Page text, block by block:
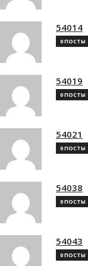
54014
0 ПОСТЫ
54019
0 ПОСТЫ
54021
0 ПОСТЫ
54038
0 ПОСТЫ
54043
0 ПОСТЫ